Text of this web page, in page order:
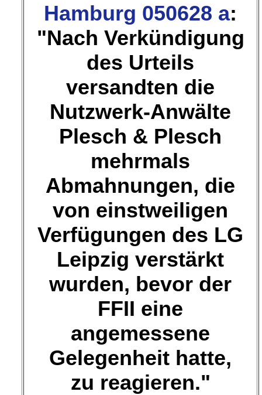
Hamburg 050628 a:
"Nach Verkündigung
des Urteils
versandten die
Nutzwerk-Anwälte
Plesch & Plesch
mehrmals
Abmahnungen, die
von einstweiligen
Verfügungen des LG
Leipzig verstärkt
wurden, bevor der
FFII eine
angemessene
Gelegenheit hatte,
zu reagieren."